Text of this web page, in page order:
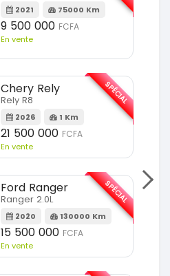
2021 75000 Km
9 500 000 FCFA
En vente
Chery Rely
Rely R8
2026 1 Km
21 500 000 FCFA
En vente
SPÉCIAL
Ford Ranger
Ranger 2.0L
2020 130000 Km
15 500 000 FCFA
En vente
SPÉCIAL